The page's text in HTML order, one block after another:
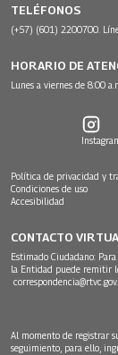
TELÉFONOS
(+57) (601) 2200700.
HORARIO DE
Lunes a viernes de 8:00
Política de privacidad y
Condiciones de uso
Accesibilidad
CONTACTO
Estimado Ciudadano:
la Entidad puede remitir
Al momento de registrar
seguimiento, para ello,